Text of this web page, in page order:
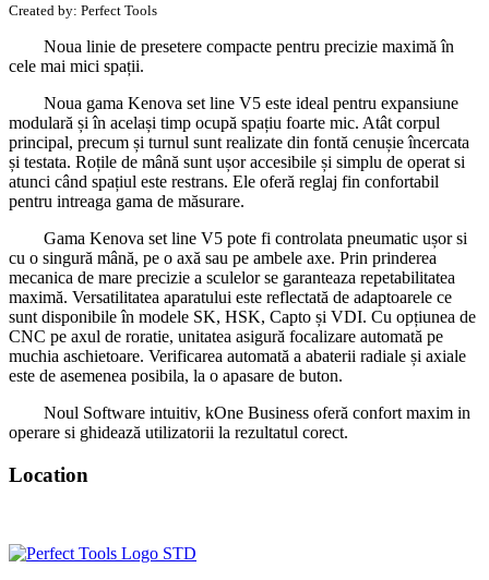
Created by: Perfect Tools
Noua linie de presetere compacte pentru precizie maximă în
cele mai mici spații.
Noua gama Kenova set line V5 este ideal pentru expansiune
modulară și în același timp ocupă spațiu foarte mic. Atât corpul
principal, precum și turnul sunt realizate din fontă cenușie încercata
și testata. Roțile de mână sunt ușor accesibile și simplu de operat si
atunci când spațiul este restrans. Ele oferă reglaj fin confortabil
pentru intreaga gama de măsurare.
Gama Kenova set line V5 pote fi controlata pneumatic ușor si
cu o singură mână, pe o axă sau pe ambele axe. Prin prinderea
mecanica de mare precizie a sculelor se garanteaza repetabilitatea
maximă. Versatilitatea aparatului este reflectată de adaptoarele ce
sunt disponibile în modele SK, HSK, Capto și VDI. Cu opțiunea de
CNC pe axul de roratie, unitatea asigură focalizare automată pe
muchia aschietoare. Verificarea automată a abaterii radiale și axiale
este de asemenea posibila, la o apasare de buton.
Noul Software intuitiv, kOne Business oferă confort maxim in
operare si ghidează utilizatorii la rezultatul corect.
Location